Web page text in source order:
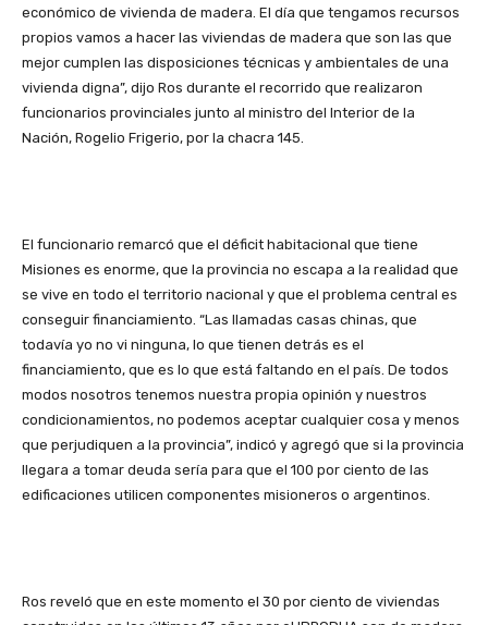
económico de vivienda de madera. El día que tengamos recursos
propios vamos a hacer las viviendas de madera que son las que
mejor cumplen las disposiciones técnicas y ambientales de una
vivienda digna”, dijo Ros durante el recorrido que realizaron
funcionarios provinciales junto al ministro del Interior de la
Nación, Rogelio Frigerio, por la chacra 145.
El funcionario remarcó que el déficit habitacional que tiene
Misiones es enorme, que la provincia no escapa a la realidad que
se vive en todo el territorio nacional y que el problema central es
conseguir financiamiento. “Las llamadas casas chinas, que
todavía yo no vi ninguna, lo que tienen detrás es el
financiamiento, que es lo que está faltando en el país. De todos
modos nosotros tenemos nuestra propia opinión y nuestros
condicionamientos, no podemos aceptar cualquier cosa y menos
que perjudiquen a la provincia”, indicó y agregó que si la provincia
llegara a tomar deuda sería para que el 100 por ciento de las
edificaciones utilicen componentes misioneros o argentinos.
Ros reveló que en este momento el 30 por ciento de viviendas